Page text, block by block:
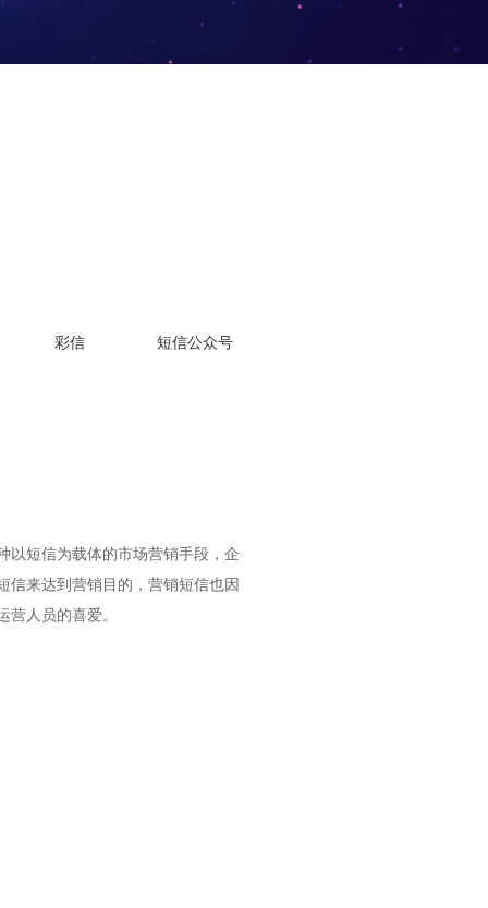
彩信 短信公众号
以短信为载体的市场营销手段，企
信来达到营销目的，营销短信也因
人员的喜爱。